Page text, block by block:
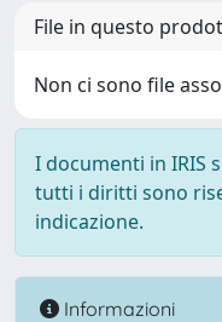
File in questo
Non ci sono file
I documenti in IRIS
tutti i diritti sono
indicazione.
Informazioni